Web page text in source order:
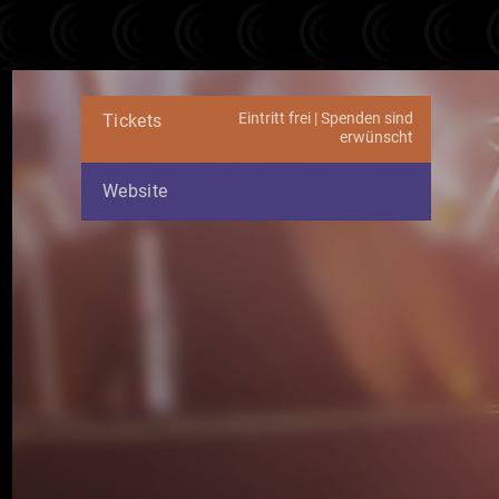
Tickets
Eintritt frei | Spenden sind
erwünscht
Website